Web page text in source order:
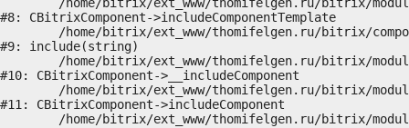
#8: CBitrixComponent->includeComponentTemplate
#9: include(string)
#10: CBitrixComponent->__includeComponent
#11: CBitrixComponent->includeComponent